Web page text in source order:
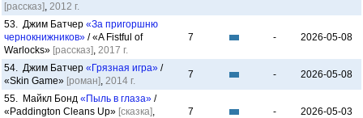
[рассказ], 2012 г.
53. Джим Батчер «За пригоршню
чернокнижников» / «A Fistful of
Warlocks» [рассказ], 2017 г.
7 - 2026-05-08
54. Джим Батчер «Грязная игра» /
«Skin Game» [роман], 2014 г.
7 - 2026-05-08
55. Майкл Бонд «Пыль в глаза» /
«Paddington Cleans Up» [сказка],
7 - 2026-05-03